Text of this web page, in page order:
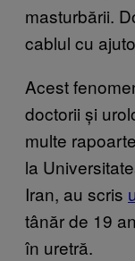
masturbării.
cablul cu
Acest
doctorii și
multe
la
Iran, au scris
tânăr de 19
în uretră.